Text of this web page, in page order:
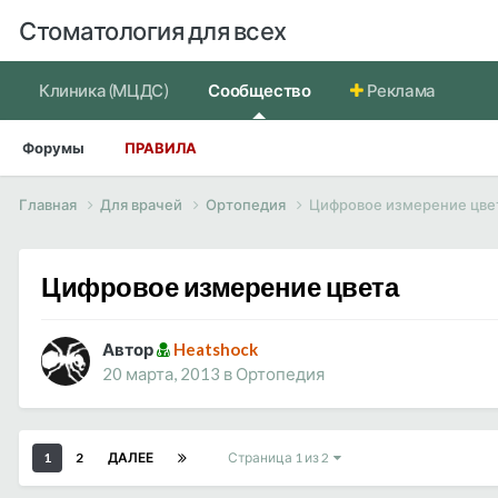
Стоматология для всех
Клиника (МЦДС) Сообщество
Форумы ПРАВИЛА
Реклама
Главная Для врачей Ортопедия Цифровое измерение
Цифровое измерение цвета
Автор
Heatshock
20 марта, 2013 в Ортопедия
1 2 ДАЛЕЕ Страница 1 из 2